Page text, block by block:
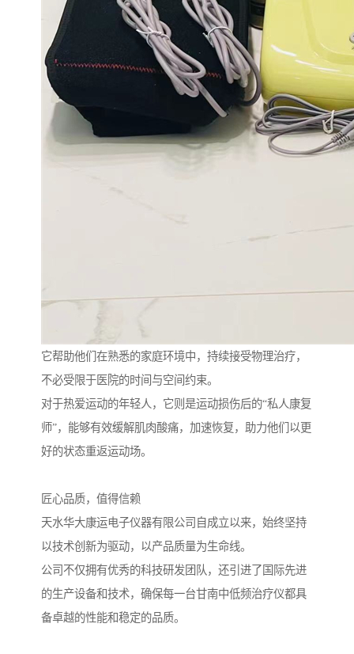
它帮助他们在熟悉的家庭环境中，持续接受物理治疗，
不必受限于医院的时间与空间约束。
对于热爱运动的年轻人，它则是运动损伤后的“私人康复
师”，能够有效缓解肌肉酸痛，加速恢复，助力他们以更
好的状态重返运动场。
匠心品质，值得信赖
天水华大康运电子仪器有限公司自成立以来，始终坚持
以技术创新为驱动，以产品质量为生命线。
公司不仅拥有优秀的科技研发团队，还引进了国际先进
的生产设备和技术，确保每一台甘南中低频治疗仪都具
备卓越的性能和稳定的品质。